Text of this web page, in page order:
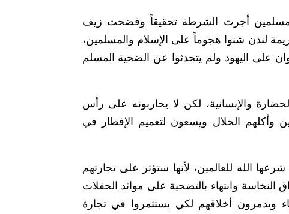
أجرت الشرطة تحقيقاً وفضحت زيف
لندن شنوا هجوماً على الإسلام والمسلمين،
على اليهود ولم يتحدثوا عن الضحية المسلم
والإنسانية، لكن لا يحاربونه على رأس
وأكلهم الحلال ويسعون لتعميم الإفطار في
الله للعالمين، لأنها ستؤثر على تجارتهم
وانتهاء بالتضحية على موائد الحفلات
ويدمرون أخلاقهم لكي يستثمروا في تجارة